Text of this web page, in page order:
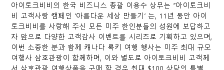
아이토크비비의 한국 비즈니스 총괄 이용수 상무는 “아이토크비
비 고객사랑 캠페인 ‘아름다운 세상 만들기’ 는, 11년 동안 아이
토크비비를 사랑해 주신 모든 미주 한인분들의 성원에 보답하고
자 앞으로 다양한 고객감사 이벤트를 시리즈로 기획하고 있으며,
이번 소중한 분과 함께 캐나다 록키 여행 행사는 미주 최대 규모
여행사 삼호관광이 함께하며, 이와 별도로 아이토크비비 고객께